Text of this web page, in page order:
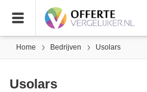
Home Bedrijven Usolars
Usolars